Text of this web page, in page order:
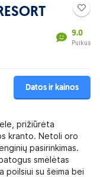
9.0
Puikus
Datos ir kainos
prižiūrėta
kranto. Netoli oro
pasirinkimas.
smėlėtas
poilsiui su šeima bei